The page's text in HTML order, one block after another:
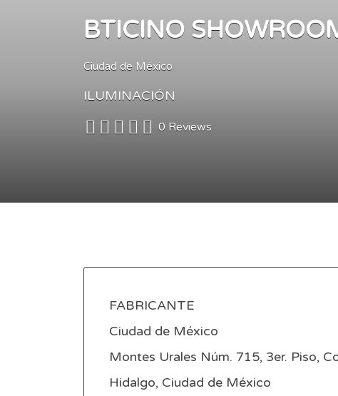
BTICINO
Ciudad de México
ILUMINACIÓN
0 Reviews
FABRICANTE
Ciudad de México
Montes Urales Núm. 715, 3er. Piso,
Hidalgo, Ciudad de México